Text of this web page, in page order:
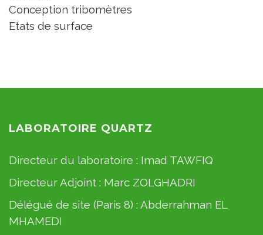
Conception tribomètres
Etats de surface
LABORATOIRE QUARTZ
Directeur du laboratoire : Imad TAWFIQ
Directeur Adjoint : Marc ZOLGHADRI
Délégué de site (Paris 8) : Abderrahman EL
MHAMEDI